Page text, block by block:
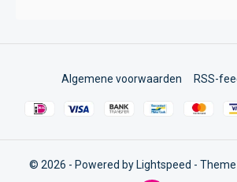
© 2026 - Powered byLightspeed -
Algemene voorwaarden RSS-